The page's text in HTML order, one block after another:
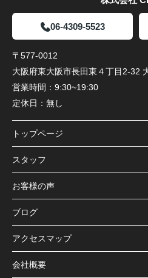
06-4309-5523
〒577-0012
大阪府東大阪市長田東４丁目2-32
営業時間： 9:30~19:30
定休日： 無し
トップページ
スタッフ
お客様の声
ブログ
アクセスマップ
会社概要